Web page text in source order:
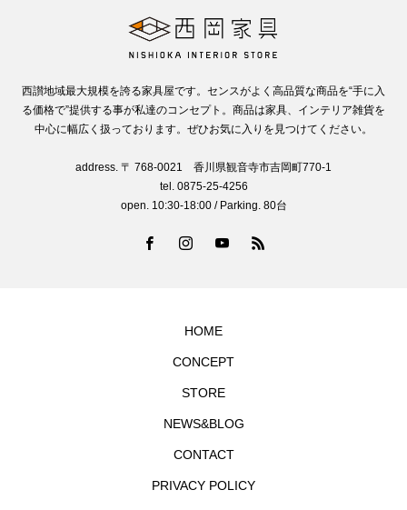
西讃地域最大規模を誇る家具屋です。センスがよく高品質な商品を“手に入
る価格で”提供する事が私達のコンセプト。商品は家具、インテリア雑貨を
中心に幅広く扱っております。ぜひお気に入りを見つけてください。
address. 〒 768-0021 香川県観音寺市吉岡町770-1
tel. 0875-25-4256
open. 10:30-18:00 / Parking. 80台
HOME
CONCEPT
STORE
NEWS&BLOG
CONTACT
PRIVACY POLICY